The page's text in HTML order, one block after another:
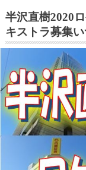
半沢直樹2020
キストラ募集い